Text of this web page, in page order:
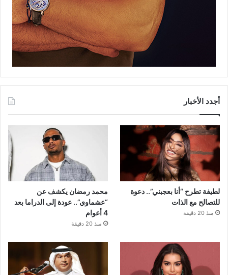
أجدد الأخبار
لطيفة تطرح “أنا بعجبني”.. دعوة
للتصالح مع الذات
منذ 20 دقيقة
محمد رمضان يكشف عن
“عشماوي”.. عودة إلى الدراما بعد
4 أعوام
منذ 20 دقيقة